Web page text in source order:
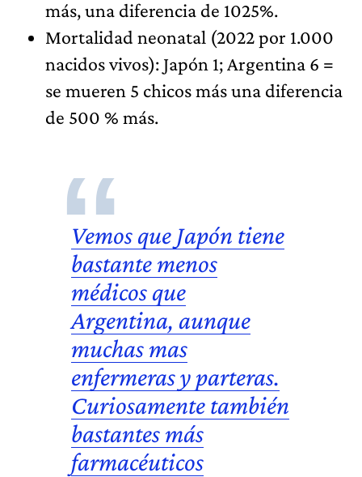
más, una diferencia de 1025%.
Mortalidad neonatal (2022 por 1.000
nacidos vivos): Japón 1; Argentina 6 =
se mueren 5 chicos más una diferencia
de 500 % más.
Vemos que Japón tiene
bastante menos
médicos que
Argentina, aunque
muchas mas
enfermeras y parteras.
Curiosamente también
bastantes más
farmacéuticos